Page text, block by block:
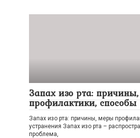
Запах изо рта:
профилактики, способы
Запах изо рта: причины, меры
устранения Запах изо рта –
проблема,